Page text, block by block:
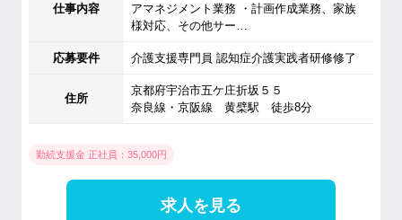
仕事内容
アマネジメント業務 ・計画作成業務、家族
様対応、その他サー…
応募要件 介護支援専門員 認知症介護実践者研修修了
住所
京都府宇治市五ケ庄折坂５５
奈良線・京阪線 黄檗駅 徒歩8分
勤続支援金 正社員：35,000円
求人を見る